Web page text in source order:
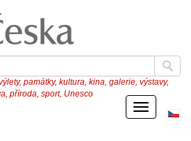
památky, kultura, kina, galerie, výstavy,
příroda, sport, Unesco
Menu